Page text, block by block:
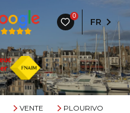
0
FR
VENTE
PLOURIVO